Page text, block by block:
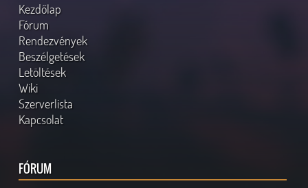
Kezdőlap
Fórum
Rendezvények
Beszélgetések
Letöltések
Wiki
Szerverlista
Kapcsolat
FÓRUM